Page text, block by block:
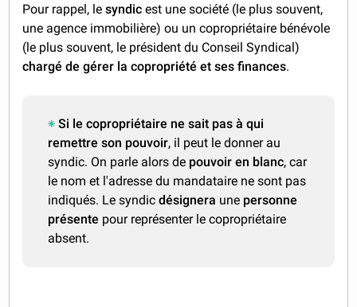
Pour rappel, lesyndicest une société (le plus souvent,
une agence immobilière) ou un copropriétaire bénévole
(le plus souvent, le président du Conseil Syndical)
chargé de gérer la copropriété et ses finances.
Si le copropriétaire ne sait pas à qui
remettre son pouvoir, il peut le donner au
syndic. On parle alors de pouvoir en blanc, car
le nom et l'adresse du mandataire ne sont pas
indiqués. Le syndicdésignera une personne
présente pour représenter le copropriétaire
absent.